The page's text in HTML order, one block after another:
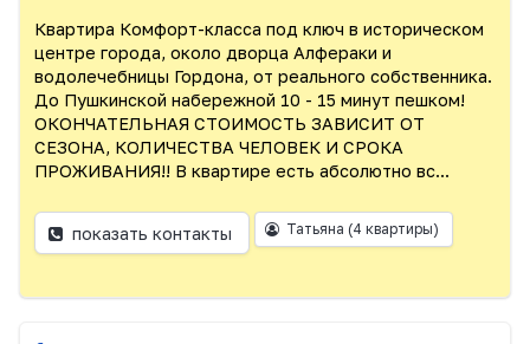
Квартира Комфорт-класса под ключ в историческом
центре города, около дворца Алфераки и
водолечебницы Гордона, от реального собственника.
До Пушкинской набережной 10 - 15 минут пешком!
ОКОНЧАТЕЛЬНАЯ СТОИМОСТЬ ЗАВИСИТ ОТ
СЕЗОНА, КОЛИЧЕСТВА ЧЕЛОВЕК И СРОКА
ПРОЖИВАНИЯ!! В квартире есть абсолютно вс...
показать контакты Татьяна (4 квартиры)